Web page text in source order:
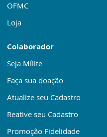
OFMC
Loja
Colaborador
Seja Mílite
Faça sua doação
Atualize seu Cadastro
Reative seu Cadastro
Promoção Fidelidade